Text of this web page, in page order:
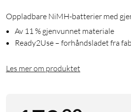
Oppladbare NiMH-batterier med
Av 11 % gjenvunnet materiale
Ready2Use – forhåndsladet fra
Les mer om produktet